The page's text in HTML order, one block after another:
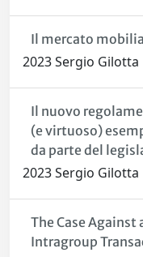
Il mercato
2023 Sergio Gilotta
Il nuovo
(e virtuoso)
da parte del
2023 Sergio Gilotta
The Case Against
Intragroup